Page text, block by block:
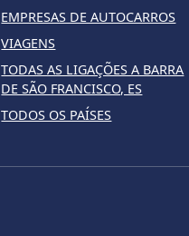
EMPRESAS DE AUTOCARROS
VIAGENS
TODAS AS LIGAÇÕES A BARRA
DE SÃO FRANCISCO, ES
TODOS OS PAÍSES